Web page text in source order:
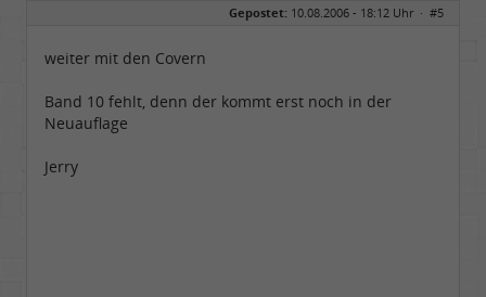
Gepostet: 10.08.2006 - 18:12 Uhr · #5
weiter mit den Covern
Band 10 fehlt, denn der kommt erst noch in der
Neuauflage
Jerry